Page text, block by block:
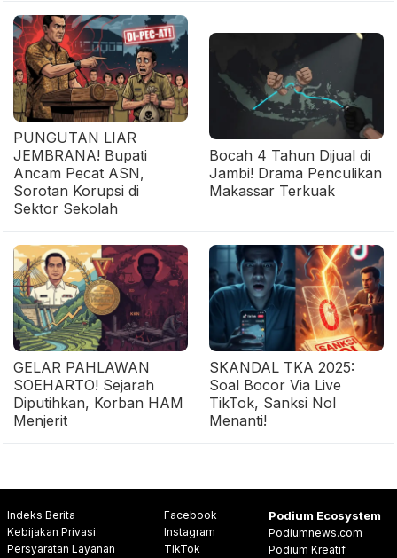
PUNGUTAN LIAR
JEMBRANA! Bupati
Ancam Pecat ASN,
Sorotan Korupsi di
Sektor Sekolah
Bocah 4 Tahun Dijual di
Jambi! Drama Penculikan
Makassar Terkuak
GELAR PAHLAWAN
SOEHARTO! Sejarah
Diputihkan, Korban HAM
Menjerit
SKANDAL TKA 2025:
Soal Bocor Via Live
TikTok, Sanksi Nol
Menanti!
Indeks Berita
Kebijakan Privasi
Persyaratan Layanan
Facebook
Instagram
TikTok
Podium Ecosystem
Podiumnews.com
Podium Kreatif